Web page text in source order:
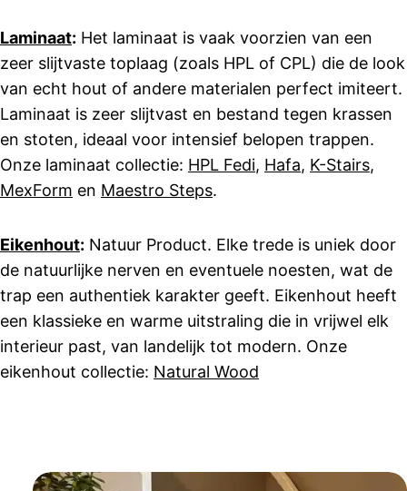
Laminaat: Het laminaat is vaak voorzien van een
zeer slijtvaste toplaag (zoals HPL of CPL) die de look
van echt hout of andere materialen perfect imiteert.
Laminaat is zeer slijtvast en bestand tegen krassen
en stoten, ideaal voor intensief belopen trappen.
Onze laminaat collectie: HPL Fedi, Hafa, K-Stairs,
MexForm en Maestro Steps.
Eikenhout: Natuur Product. Elke trede is uniek door
de natuurlijke nerven en eventuele noesten, wat de
trap een authentiek karakter geeft. Eikenhout heeft
een klassieke en warme uitstraling die in vrijwel elk
interieur past, van landelijk tot modern. Onze
eikenhout collectie: Natural Wood